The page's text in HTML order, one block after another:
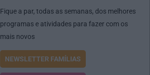
Fique a par, todas as semanas, dos melhores
programas e atividades para fazer com os
mais novos
NEWSLETTER FAMÍLIAS